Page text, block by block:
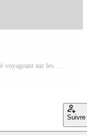
voyage de vacances, voyage ou plage d'été voyageant sur les médias sociaux ou conception de modèle de bannière web. dépliant ou affiche de marketing d'entreprise touristique avec arrière-plan numérique abstrait, logo et icône. Vecteur Gratuit
Suivre